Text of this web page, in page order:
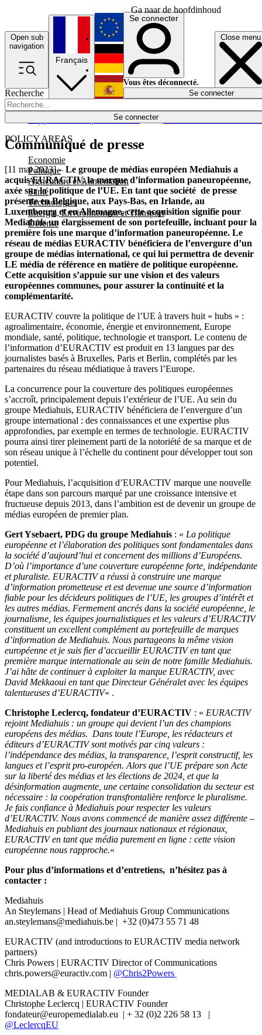
Ga naar de hoofdinhoud
Open sub
navigation
Close menu
Recherche
Se connecter
POLICY AREAS
Economie
Politique
Agriculture et Alimentation
Santé
Technologies
Energie, Environnement et Transport
Défense
Économie
Français
English
Deutsch
Español
Se connecter
Vous êtes déconnecté.
Se connecter
Communiqué de presse
[11 mai 2023] – Le groupe de médias européen Mediahuis a
acquis EURACTIV, la marque d’information paneuropéenne,
axée sur la politique de l’UE. En tant que société de presse
présente en Belgique, aux Pays-Bas, en Irlande, au
Luxembourg et en Allemagne, cette acquisition signifie pour
Mediahuis un élargissement de son portefeuille, incluant pour la
première fois une marque d’information paneuropéenne. Le
réseau de médias EURACTIV bénéficiera de l’envergure d’un
groupe de médias international, ce qui lui permettra de devenir
LE média de référence en matière de politique européenne.
Cette acquisition s’appuie sur une vision et des valeurs
européennes communes, pour assurer la continuité et la
complémentarité.
EURACTIV couvre la politique de l’UE à travers huit « hubs » :
agroalimentaire, économie, énergie et environnement, Europe
mondiale, santé, politique, technologie et transport. Le contenu de
l’information d’EURACTIV est produit en 13 langues par des
journalistes basés à Bruxelles, Paris et Berlin, complétés par les
partenaires du réseau médiatique à travers l’Europe.
La concurrence pour la couverture des politiques européennes
s’accroît, principalement depuis l’extérieur de l’UE. Au sein du
groupe Mediahuis, EURACTIV bénéficiera de l’envergure d’un
groupe international : des connaissances et une expertise plus
approfondies, par exemple en termes de technologie. EURACTIV
pourra ainsi tirer pleinement parti de la notoriété de sa marque et de
son réseau unique à l’échelle du continent pour développer tout son
potentiel.
Pour Mediahuis, l’acquisition d’EURACTIV marque une nouvelle
étape dans son parcours marqué par une croissance intensive et
fructueuse depuis 2013, dans l’ambition est de devenir un groupe de
médias européen de premier plan.
Gert Ysebaert, PDG du groupe Mediahuis : « La politique
européenne et l’élaboration des politiques sont fondamentales dans
la société d’aujourd’hui et concernent des millions d’Européens.
D’où l’importance d’une couverture européenne forte, indépendante
et pluraliste. EURACTIV a réussi à construire une marque
d’information prometteuse et est devenue une source d’information
fiable pour les décideurs politiques de l’UE, les groupes d’intérêt et
les autres médias. Fermement ancrés dans la société européenne, le
journalisme, les équipes journalistiques et les valeurs d’EURACTIV
constituent un excellent complément au portefeuille de marques
d’information de Mediahuis. Nous partageons la même vision
européenne et je suis fier d’accueillir EURACTIV en tant que
première marque internationale au sein de notre famille Mediahuis.
J’ai hâte de continuer à exploiter la marque EURACTIV, avec
David Mekkaoui en tant que Directeur Généralet avec les équipes
talentueuses d’EURACTIV« .
Christophe Leclercq, fondateur d’EURACTIV : « EURACTIV
rejoint Mediahuis : un groupe qui devient l’un des champions
européens des médias. Dans toute l’Europe, les rédacteurs et
éditeurs d’EURACTIV sont motivés par cinq valeurs :
l’indépendance des médias, la transparence, l’esprit constructif, les
langues et l’esprit pro-européen. Alors que l’UE prépare son Acte
sur la liberté des médias et les élections de 2024, et que la
désinformation augmente, une certaine consolidation du secteur est
nécessaire : la coopération transfrontalière renforce le pluralisme.
Je fais confiance à Mediahuis pour respecter les valeurs
d’EURACTIV. Nous avons commencé de manière assez différente –
Mediahuis en publiant des journaux nationaux et régionaux,
EURACTIV en tant que média purement en ligne : cette vision
européenne nous rapproche.«
Pour plus d’informations et d’entretiens, n’hésitez pas à
contacter :
Mediahuis
An Steylemans | Head of Mediahuis Group Communications
an.steylemans@mediahuis.be | +32 (0)473 55 71 48
EURACTIV (and introductions to EURACTIV media network
partners)
Chris Powers | EURACTIV Director of Communications
chris.powers@euractiv.com | @Chris2Powers
MEDIALAB & EURACTIV Founder
Christophe Leclercq | EURACTIV Founder
fondateur@europemedialab.eu | + 32 (0)2 226 58 13 |
@LeclercqEU